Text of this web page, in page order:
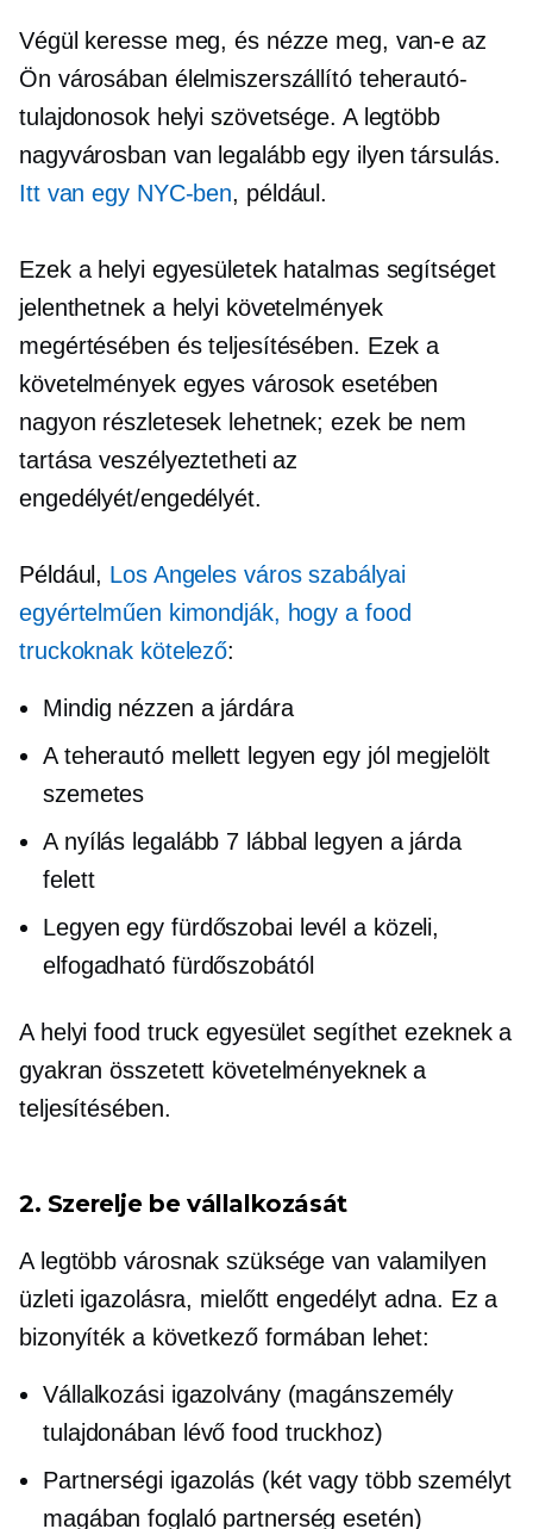
Végül keresse meg, és nézze meg, van-e az
Ön városában élelmiszerszállító teherautó-
tulajdonosok helyi szövetsége. A legtöbb
nagyvárosban van legalább egy ilyen társulás.
Itt van egy NYC-ben, például.
Ezek a helyi egyesületek hatalmas segítséget
jelenthetnek a helyi követelmények
megértésében és teljesítésében. Ezek a
követelmények egyes városok esetében
nagyon részletesek lehetnek; ezek be nem
tartása veszélyeztetheti az
engedélyét/engedélyét.
Például, Los Angeles város szabályai
egyértelműen kimondják, hogy a food
truckoknak kötelező:
Mindig nézzen a járdára
A teherautó mellett legyen egy jól megjelölt
szemetes
A nyílás legalább 7 lábbal legyen a járda
felett
Legyen egy fürdőszobai levél a közeli,
elfogadható fürdőszobától
A helyi food truck egyesület segíthet ezeknek a
gyakran összetett követelményeknek a
teljesítésében.
2. Szerelje be vállalkozását
A legtöbb városnak szüksége van valamilyen
üzleti igazolásra, mielőtt engedélyt adna. Ez a
bizonyíték a következő formában lehet:
Vállalkozási igazolvány (magánszemély
tulajdonában lévő food truckhoz)
Partnerségi igazolás (két vagy több személyt
magában foglaló partnerség esetén)